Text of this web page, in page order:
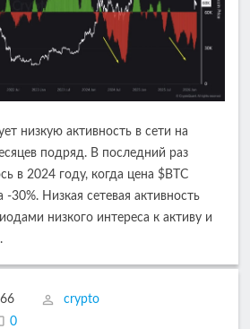
низкую активность в сети на
подряд. В последний раз
в 2024 году, когда цена $BTC
-30%. Низкая сетевая активность
низкого интереса к активу и
66
crypto
0